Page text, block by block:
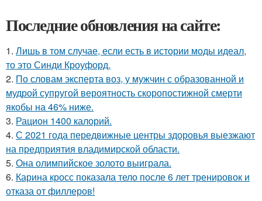
Последние обновления на сайте:
1. Лишь в том случае, если есть в истории моды идеал,
то это Синди Кроуфорд.
2. По словам эксперта воз, у мужчин с образованной и
мудрой супругой вероятность скоропостижной смерти
якобы на 46% ниже.
3. Рацион 1400 калорий.
4. С 2021 года передвижные центры здоровья выезжают
на предприятия владимирской области.
5. Она олимпийское золото выиграла.
6. Карина кросс показала тело после 6 лет тренировок и
отказа от филлеров!